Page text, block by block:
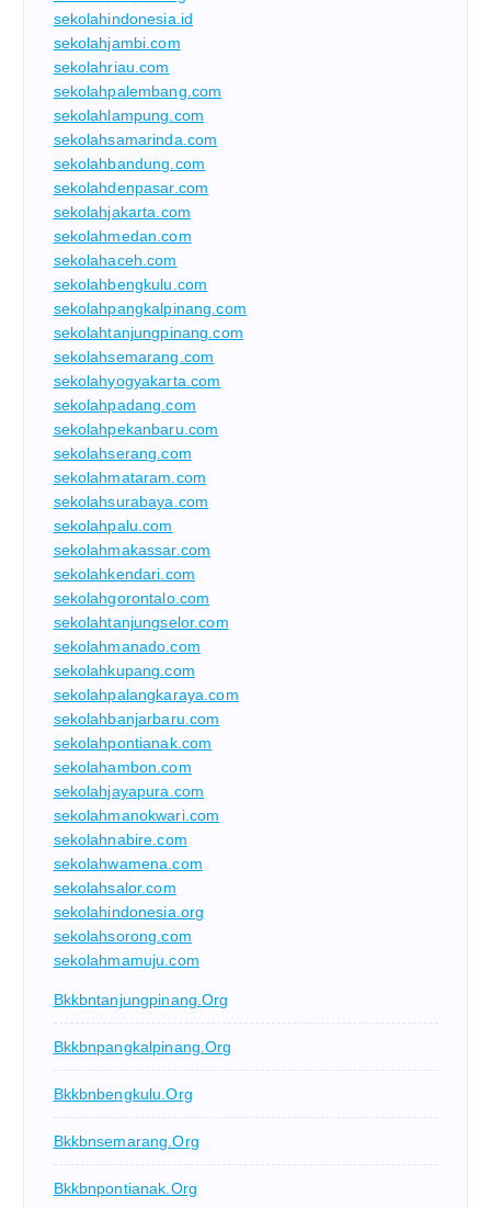
sekolahindonesia.id
sekolahjambi.com
sekolahriau.com
sekolahpalembang.com
sekolahlampung.com
sekolahsamarinda.com
sekolahbandung.com
sekolahdenpasar.com
sekolahjakarta.com
sekolahmedan.com
sekolahaceh.com
sekolahbengkulu.com
sekolahpangkalpinang.com
sekolahtanjungpinang.com
sekolahsemarang.com
sekolahyogyakarta.com
sekolahpadang.com
sekolahpekanbaru.com
sekolahserang.com
sekolahmataram.com
sekolahsurabaya.com
sekolahpalu.com
sekolahmakassar.com
sekolahkendari.com
sekolahgorontalo.com
sekolahtanjungselor.com
sekolahmanado.com
sekolahkupang.com
sekolahpalangkaraya.com
sekolahbanjarbaru.com
sekolahpontianak.com
sekolahambon.com
sekolahjayapura.com
sekolahmanokwari.com
sekolahnabire.com
sekolahwamena.com
sekolahsalor.com
sekolahindonesia.org
sekolahsorong.com
sekolahmamuju.com
Bkkbntanjungpinang.org
Bkkbnpangkalpinang.org
Bkkbnbengkulu.org
Bkkbnsemarang.org
Bkkbnpontianak.org